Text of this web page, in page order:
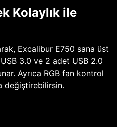
Kolaylık ile
Excalibur E750 sana üst
3.0 ve 2 adet USB 2.0
Ayrıca RGB fan kontrol
değiştirebilirsin.